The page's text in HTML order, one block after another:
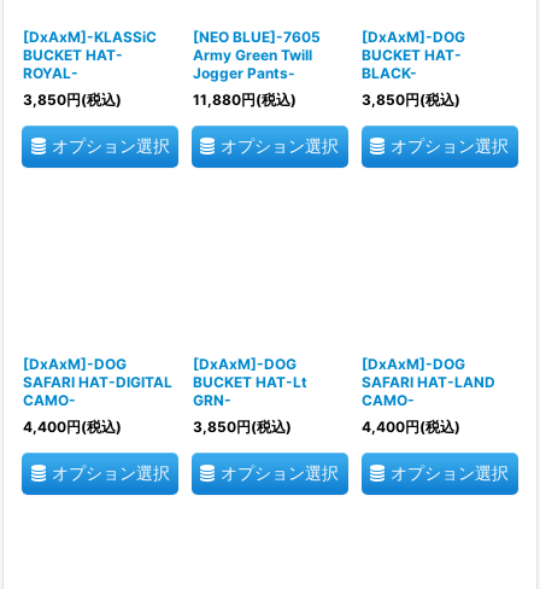
[DxAxM]-KLASSiC
BUCKET HAT-
ROYAL-
3,850円(税込)
オプション選択
[NEO BLUE]-7605
Army Green Twill
Jogger Pants-
11,880円(税込)
オプション選択
[DxAxM]-DOG
BUCKET HAT-
BLACK-
3,850円(税込)
オプション選択
[DxAxM]-DOG
SAFARI HAT-DIGITAL
CAMO-
4,400円(税込)
オプション選択
[DxAxM]-DOG
BUCKET HAT-Lt
GRN-
3,850円(税込)
オプション選択
[DxAxM]-DOG
SAFARI HAT-LAND
CAMO-
4,400円(税込)
オプション選択